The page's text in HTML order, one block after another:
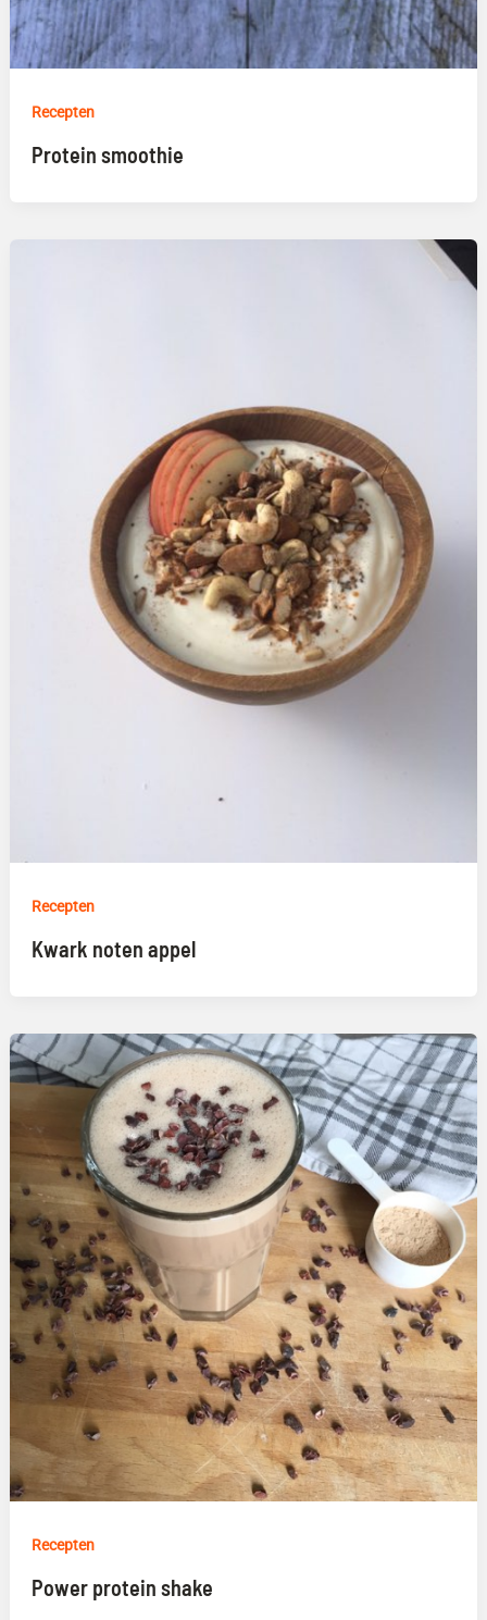
Recepten
Protein smoothie
Recepten
Kwark noten appel
Recepten
Power protein shake